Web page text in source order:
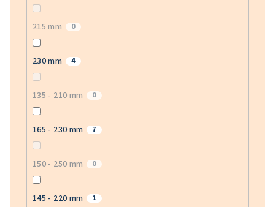
215 mm 0
230 mm 4
135 - 210 mm 0
165 - 230 mm 7
150 - 250 mm 0
145 - 220 mm 1